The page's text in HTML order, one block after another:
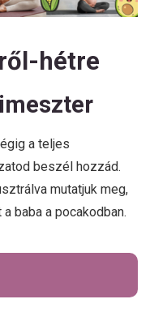
hétre
a teljes
beszél hozzád.
mutatjuk meg,
baba a pocakodban.